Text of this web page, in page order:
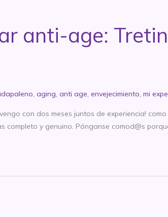
anti-age:
, aging, anti age, envejecimiento, mi
con dos meses juntos de experiencia!
completo y genuino. Pónganse comod@s